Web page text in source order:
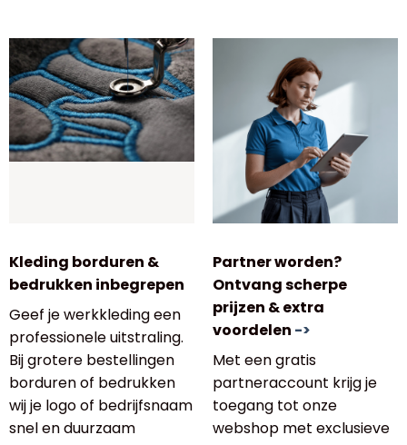
Kleding borduren &
bedrukken inbegrepen
Geef je werkkleding een
professionele uitstraling.
Bij grotere bestellingen
borduren of bedrukken
wij je logo of bedrijfsnaam
snel en duurzaam
Partner worden?
Ontvang scherpe
prijzen & extra
voordelen ->
Met een gratis
partneraccount krijg je
toegang tot onze
webshop met exclusieve